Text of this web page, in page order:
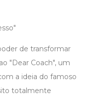
de transformar
"Dear Coach", um
a ideia do famoso
totalmente